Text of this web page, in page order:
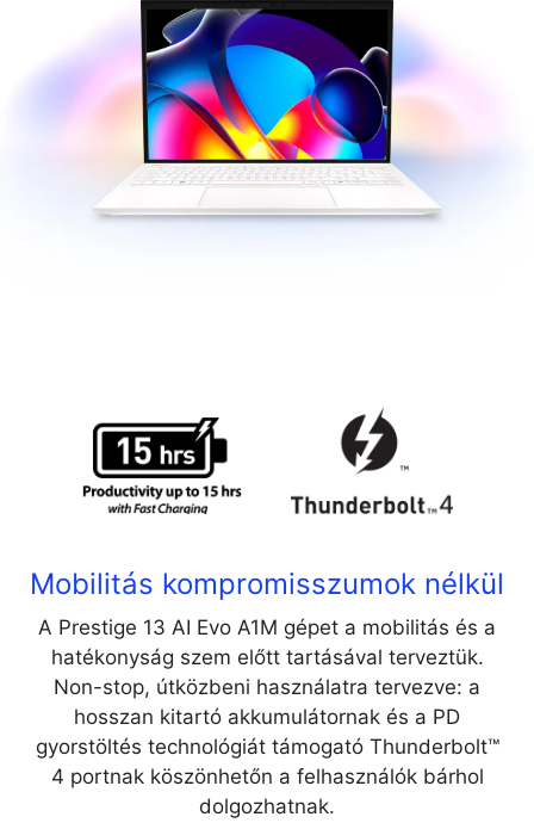
Mobilitás kompromisszumok nélkül
A Prestige 13 AI Evo A1M gépet a mobilitás és a
hatékonyság szem előtt tartásával terveztük.
Non-stop, útközbeni használatra tervezve: a
hosszan kitartó akkumulátornak és a PD
gyorstöltés technológiát támogató Thunderbolt™
4 portnak köszönhetőn a felhasználók bárhol
dolgozhatnak.